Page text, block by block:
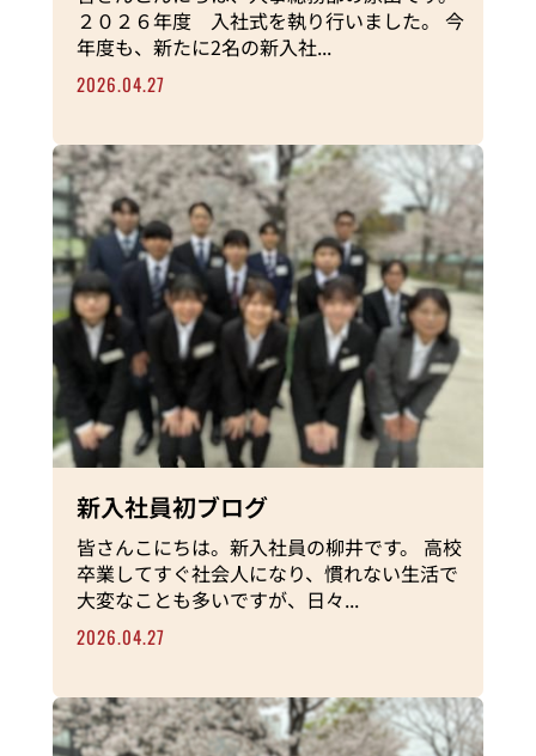
２０２６年度 入社式を執り行いました。 今
年度も、新たに2名の新入社...
2026.04.27
新入社員初ブログ
皆さんこにちは。新入社員の柳井です。 高校
卒業してすぐ社会人になり、慣れない生活で
大変なことも多いですが、日々...
2026.04.27